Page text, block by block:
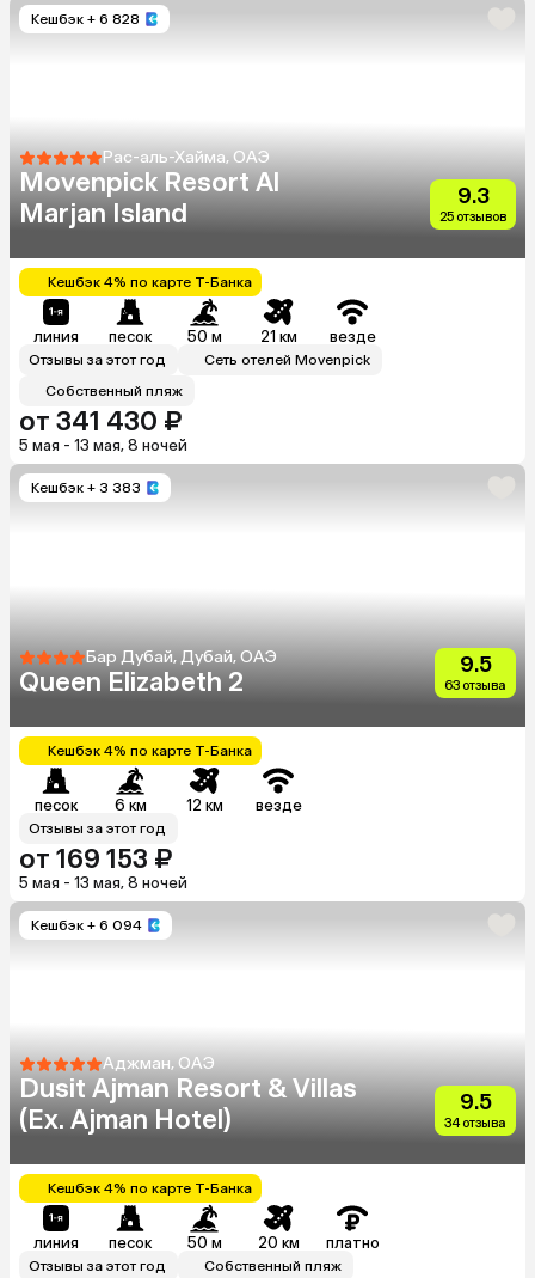
Кешбэк + 6 828
Рас-аль-Хайма, ОАЭ
Movenpick Resort Al
Marjan Island
9.3
25 отзывов
Кешбэк 4% по карте Т-Банка
линия песок 50 м 21 км везде
Отзывы за этот год
Сеть отелей Movenpick
Собственный пляж
от 341 430 ₽
5 мая - 13 мая, 8 ночей
Кешбэк + 3 383
Бар Дубай, Дубай, ОАЭ
Queen Elizabeth 2
9.5
63 отзыва
Кешбэк 4% по карте Т-Банка
песок 6 км 12 км везде
Отзывы за этот год
от 169 153 ₽
5 мая - 13 мая, 8 ночей
Кешбэк + 6 094
Аджман, ОАЭ
Dusit Ajman Resort & Villas
(Ex. Ajman Hotel)
9.5
34 отзыва
Кешбэк 4% по карте Т-Банка
линия песок 50 м 20 км платно
Отзывы за этот год Собственный пляж